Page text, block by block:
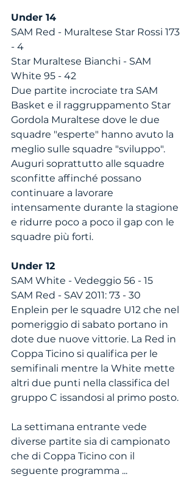
Under 14
SAM Red - Muraltese Star Rossi 173
- 4
Star Muraltese Bianchi - SAM
White 95 - 42
Due partite incrociate tra SAM
Basket e il raggruppamento Star
Gordola Muraltese dove le due
squadre "esperte" hanno avuto la
meglio sulle squadre "sviluppo".
Auguri soprattutto alle squadre
sconfitte affinché possano
continuare a lavorare
intensamente durante la stagione
e ridurre poco a poco il gap con le
squadre più forti.
Under 12
SAM White - Vedeggio 56 - 15
SAM Red - SAV 2011: 73 - 30
Enplein per le squadre U12 che nel
pomeriggio di sabato portano in
dote due nuove vittorie. La Red in
Coppa Ticino si qualifica per le
semifinali mentre la White mette
altri due punti nella classifica del
gruppo C issandosi al primo posto.
La settimana entrante vede
diverse partite sia di campionato
che di Coppa Ticino con il
seguente programma ...